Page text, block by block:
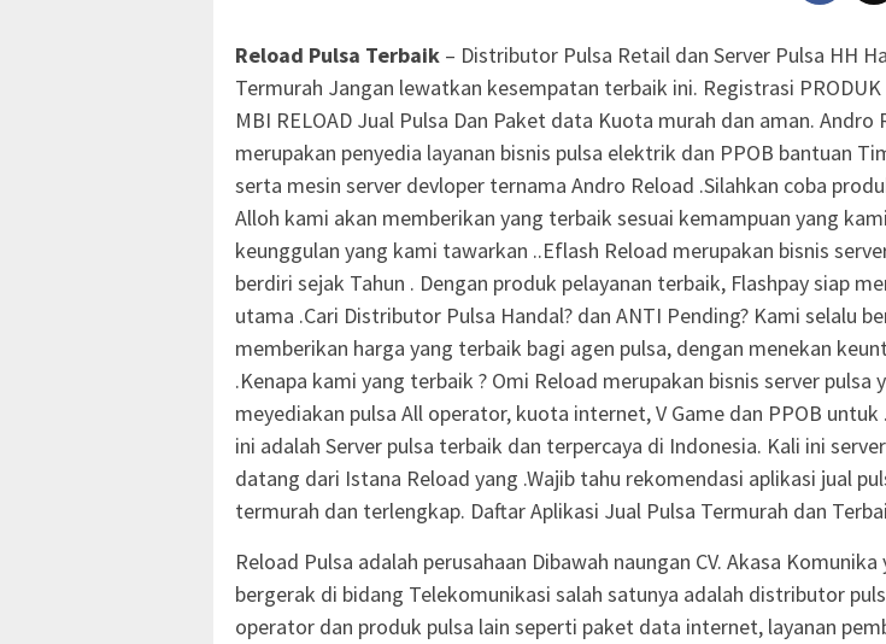
Reload Pulsa Terbaik – Distributor Pulsa Retail dan Server Pulsa HH
Termurah Jangan lewatkan kesempatan terbaik ini. Registrasi PRODUK
MBI RELOAD Jual Pulsa Dan Paket data Kuota murah dan aman. Andro
merupakan penyedia layanan bisnis pulsa elektrik dan PPOB bantuan
serta mesin server devloper ternama Andro Reload .Silahkan coba
Alloh kami akan memberikan yang terbaik sesuai kemampuan yang
keunggulan yang kami tawarkan ..Eflash Reload merupakan bisnis
berdiri sejak Tahun . Dengan produk pelayanan terbaik, Flashpay siap
utama .Cari Distributor Pulsa Handal? dan ANTI Pending? Kami selalu
memberikan harga yang terbaik bagi agen pulsa, dengan menekan
.Kenapa kami yang terbaik ? Omi Reload merupakan bisnis server pulsa
meyediakan pulsa All operator, kuota internet, V Game dan PPOB
ini adalah Server pulsa terbaik dan terpercaya di Indonesia. Kali ini
datang dari Istana Reload yang .Wajib tahu rekomendasi aplikasi jual
termurah dan terlengkap. Daftar Aplikasi Jual Pulsa Termurah dan
Reload Pulsa adalah perusahaan Dibawah naungan CV. Akasa Komunika
bergerak di bidang Telekomunikasi salah satunya adalah distributor
operator dan produk pulsa lain seperti paket data internet, layanan